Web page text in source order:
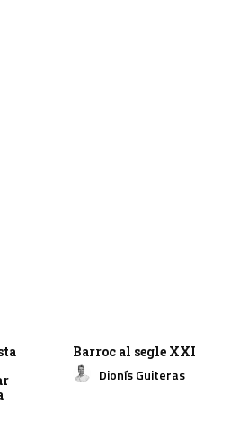
Barroc al segle XXI
Dionís Guiteras